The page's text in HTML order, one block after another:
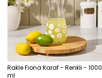
Rakle Fiona Karaf - Renkli - 1000
ml